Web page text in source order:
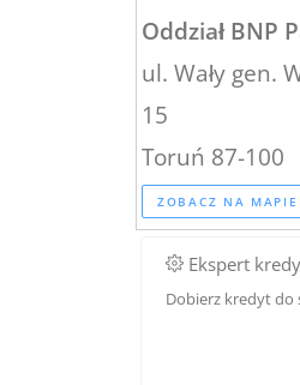
Oddział BNP
ul. Wały gen.
15
Toruń 87-100
ZOBACZ NA MAPIE
Ekspert
Dobierz kredyt do